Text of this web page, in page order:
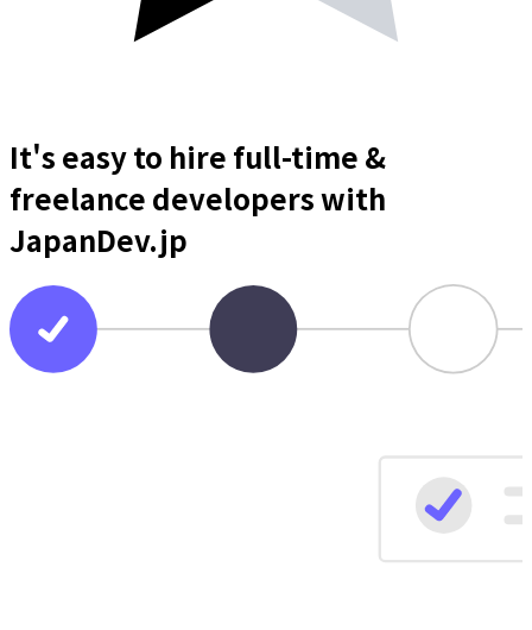
It's easy to hire full-time &
freelance developerswith
JapanDev.jp